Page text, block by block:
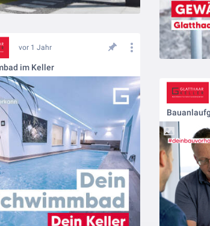
vor 1 Jahr
im Keller